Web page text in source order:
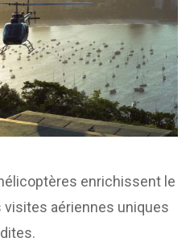
enrichissent le
aériennes uniques